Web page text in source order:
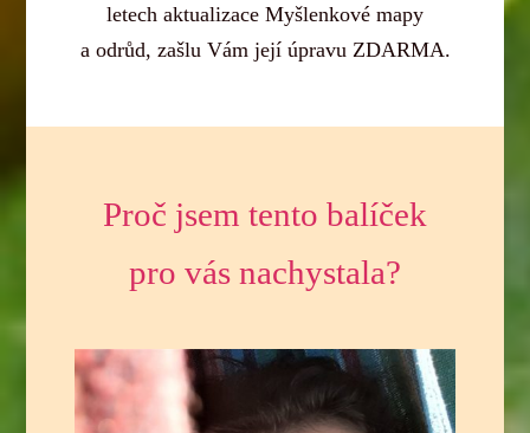
letech aktualizace Myšlenkové mapy
a odrůd, zašlu Vám její úpravu ZDARMA.
Proč jsem tento balíček
pro vás nachystala?